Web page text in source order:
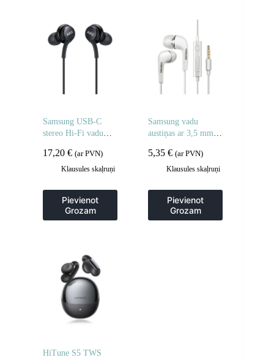
Samsung USB-C
stereo Hi-Fi vadu
17,20 € (ar PVN)
Klausules skaļruņi
Pievienot
Grozam
Samsung vadu
austiņas ar 3,5 mm
Hi-Fi – baltas
5,35€ (ar PVN)
Klausules skaļruņi
Pievienot
Grozam
HiTune S5 TWS